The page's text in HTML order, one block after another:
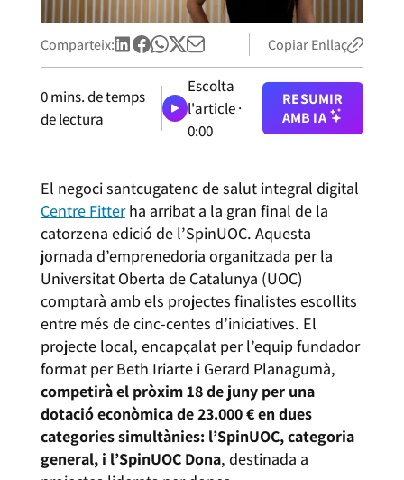
Comparteix: Copiar Enllaç
0mins. de temps
de lectura
Escolta
l'article ·
0:00
RESUMIR
AMB IA
El negoci santcugatenc de salut integral digital
Centre Fitterha arribat a la gran final de la
catorzena edició de l’SpinUOC. Aquesta
jornada d’emprenedoria organitzada per la
Universitat Oberta de Catalunya (UOC)
comptarà amb els projectes finalistes escollits
entre més de cinc-centes d’iniciatives. El
projecte local, encapçalat per l’equip fundador
format per Beth Iriarte i Gerard Planagumà,
competirà el pròxim 18 de juny per una
dotació econòmica de 23.000 € en dues
categories simultànies: l’SpinUOC, categoria
general, i l’SpinUOC Dona, destinada a